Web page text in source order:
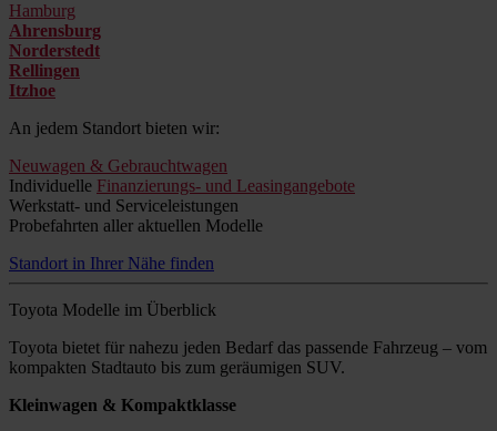
Hamburg
Ahrensburg
Norderstedt
Rellingen
Itzhoe
An jedem Standort bieten wir:
Neuwagen & Gebrauchtwagen
Individuelle Finanzierungs- und Leasingangebote
Werkstatt- und Serviceleistungen
Probefahrten aller aktuellen Modelle
Standort in Ihrer Nähe finden
Toyota Modelle im Überblick
Toyota bietet für nahezu jeden Bedarf das passende Fahrzeug – vom
kompakten Stadtauto bis zum geräumigen SUV.
Kleinwagen & Kompaktklasse